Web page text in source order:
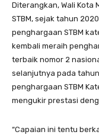
Diterangkan, Wali Kota
STBM, sejak tahun
penghargaan STBM
kembali meraih
terbaik nomor 2
selanjutnya pada
penghargaan STBM
mengukir prestasi
“Capaian ini tentu